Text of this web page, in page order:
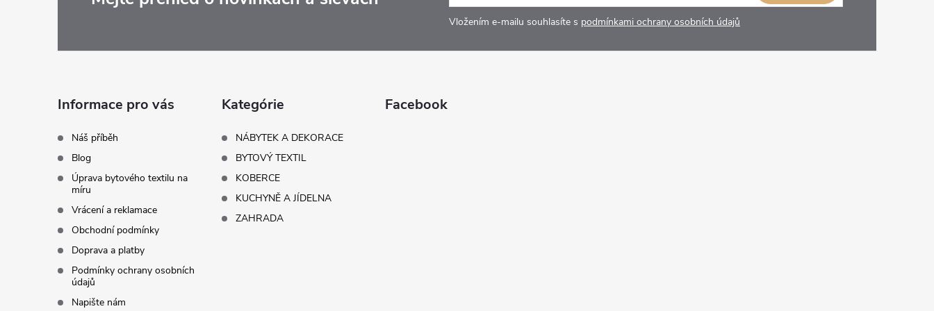
Vložením e-mailu souhlasíte s podmínkami ochrany osobních údajů
Informace pro vás
Náš příběh
Blog
Úprava bytového textilu na
míru
Vrácení a reklamace
Obchodní podmínky
Doprava a platby
Podmínky ochrany osobních
údajů
Napište nám
Kategórie
NÁBYTEK A DEKORACE
BYTOVÝ TEXTIL
KOBERCE
KUCHYNĚ A JÍDELNA
ZAHRADA
Facebook